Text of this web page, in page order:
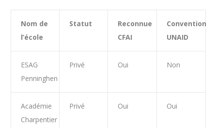
Nom de
l’école
Statut
Reconnue
CFAI
Convention
UNAID
ESAG
Penninghen
Privé Oui Non
Académie
Charpentier
Privé Oui Oui